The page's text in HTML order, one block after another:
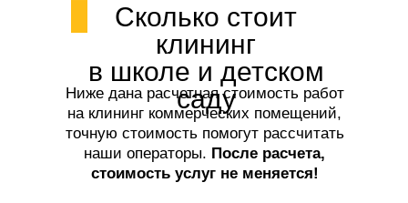
Сколько стоит
клининг
в школе и детском
саду
Ниже дана расчетная стоимость работ
на клининг коммерческих помещений,
точную стоимость помогут рассчитать
наши операторы. После расчета,
стоимость услуг не меняется!